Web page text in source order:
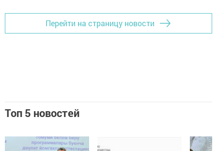
Перейти на страницу новости
Топ 5 новостей